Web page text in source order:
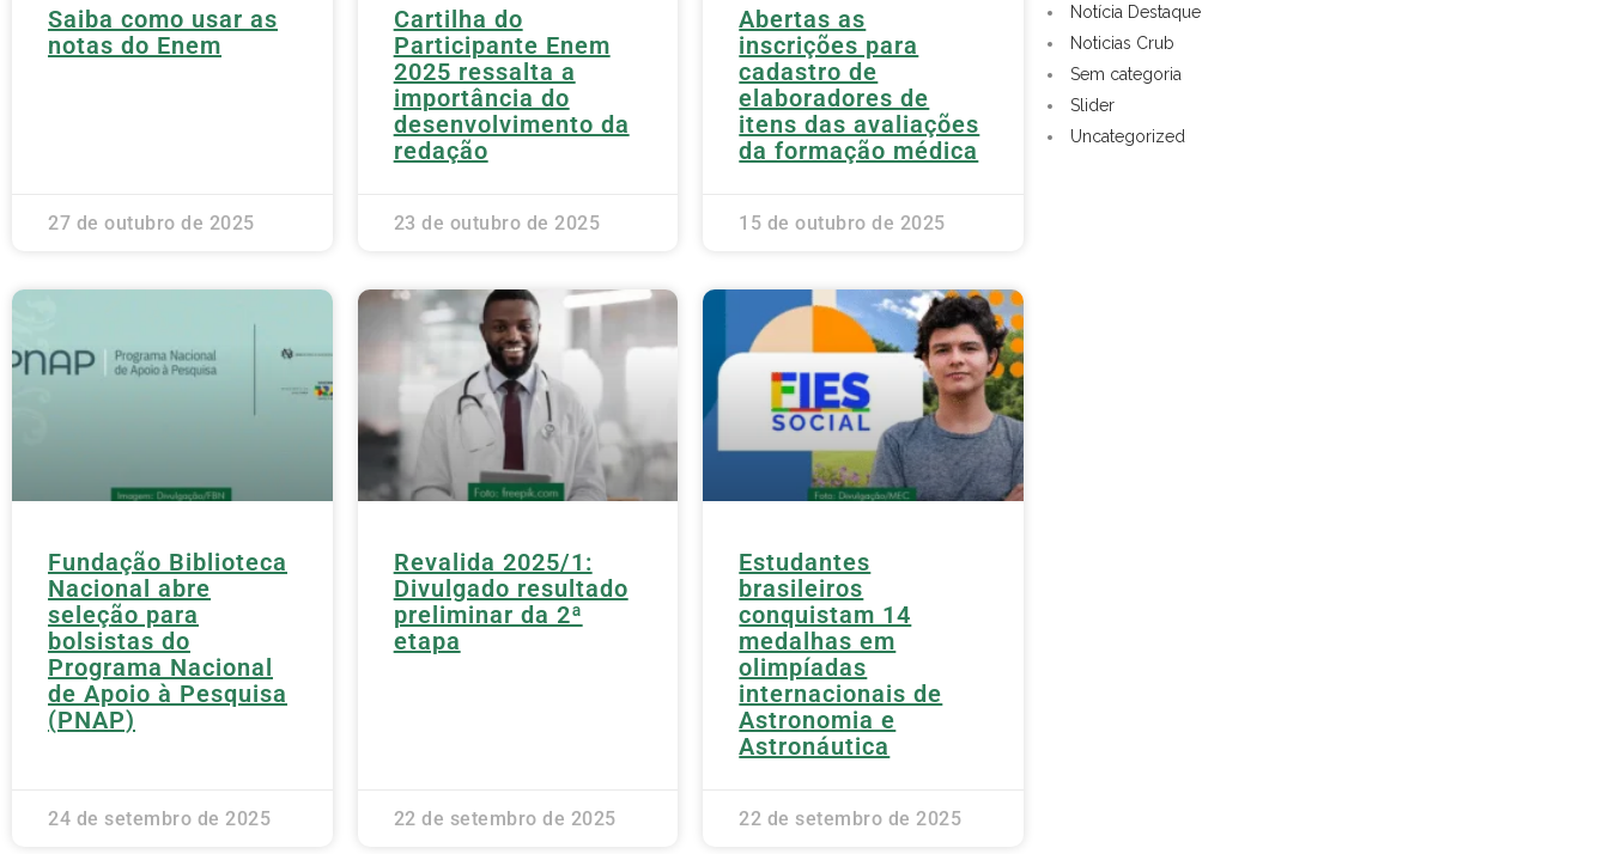
Saiba como usar as
notas do Enem
27 de outubro de 2025
Cartilha do
Participante Enem
2025 ressalta a
importância do
desenvolvimento da
redação
23 de outubro de 2025
Abertas as
inscrições para
cadastro de
elaboradores de
itens das avaliações
da formação médica
15 de outubro de 2025
Fundação Biblioteca
Nacional abre
seleção para
bolsistas do
Programa Nacional
de Apoio à Pesquisa
(PNAP)
24 de setembro de 2025
Revalida 2025/1:
Divulgado resultado
preliminar da 2ª
etapa
22 de setembro de 2025
Estudantes
brasileiros
conquistam 14
medalhas em
olimpíadas
internacionais de
Astronomia e
Astronáutica
22 de setembro de 2025
Notícia Destaque
Noticias Crub
Sem categoria
Slider
Uncategorized